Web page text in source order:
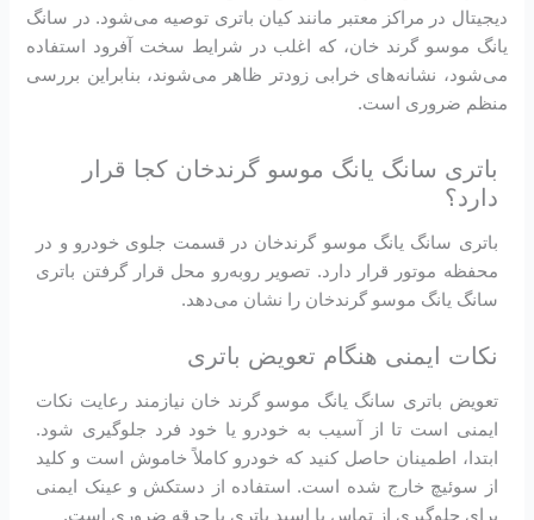
دیجیتال در مراکز معتبر مانند کیان باتری توصیه می‌شود. در سانگ
یانگ موسو گرند خان، که اغلب در شرایط سخت آفرود استفاده
می‌شود، نشانه‌های خرابی زودتر ظاهر می‌شوند، بنابراین بررسی
منظم ضروری است.
باتری سانگ یانگ موسو گرندخان کجا قرار
دارد؟
باتری سانگ یانگ موسو گرندخان در قسمت جلوی خودرو و در
محفظه موتور قرار دارد. تصویر روبه‌رو محل قرار گرفتن باتری
سانگ یانگ موسو گرندخان را نشان می‌دهد.
نکات ایمنی هنگام تعویض باتری
تعویض باتری سانگ یانگ موسو گرند خان نیازمند رعایت نکات
ایمنی است تا از آسیب به خودرو یا خود فرد جلوگیری شود.
ابتدا، اطمینان حاصل کنید که خودرو کاملاً خاموش است و کلید
از سوئیچ خارج شده است. استفاده از دستکش و عینک ایمنی
برای جلوگیری از تماس با اسید باتری یا جرقه ضروری است.